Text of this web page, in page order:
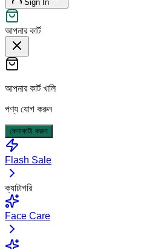
Sign In
আপনার কার্ট
আপনার কার্ট খালি
পণ্য যোগ করুন
কেনাকাটা করুন
Flash Sale
ক্যাটাগরি
Face Care